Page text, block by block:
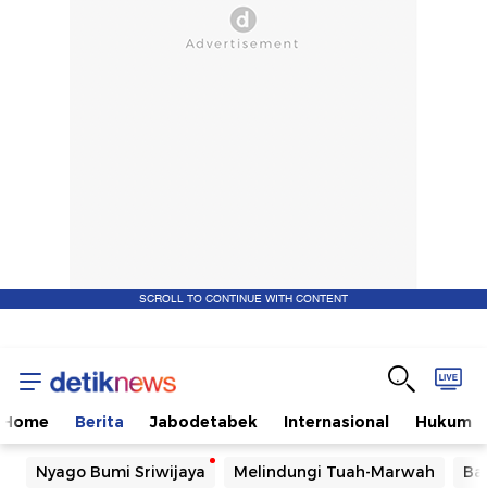
SCROLL TO CONTINUE WITH CONTENT
Home Berita Jabodetabek Internasional Hukum
Nyago Bumi Sriwijaya Melindungi Tuah-Marwah